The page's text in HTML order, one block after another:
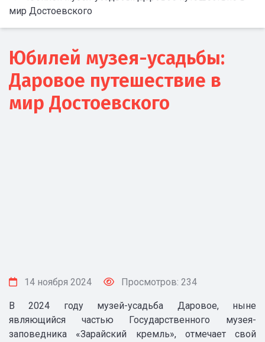
мир Достоевского
Юбилей музея-усадьбы:
Даровое путешествие в
мир Достоевского
14 ноября 2024 Просмотров: 234
В 2024 году музей-усадьба Даровое, ныне
являющийся частью Государственного музея-
заповедника «Зарайский кремль», отмечает свой